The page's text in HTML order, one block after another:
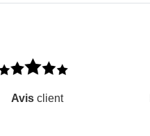
Avisclient